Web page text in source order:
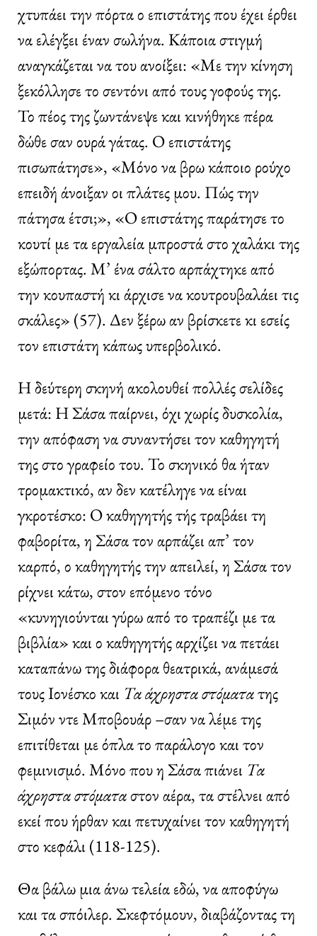
χτυπάει την πόρτα ο επιστάτης που έχει έρθει
να ελέγξει έναν σωλήνα. Κάποια στιγμή
αναγκάζεται να του ανοίξει: «Με την κίνηση
ξεκόλλησε το σεντόνι από τους γοφούς της.
Το πέος της ζωντάνεψε και κινήθηκε πέρα
δώθε σαν ουρά γάτας. Ο επιστάτης
πισωπάτησε», «Μόνο να βρω κάποιο ρούχο
επειδή άνοιξαν οι πλάτες μου. Πώς την
πάτησα έτσι;», «Ο επιστάτης παράτησε το
κουτί με τα εργαλεία μπροστά στο χαλάκι της
εξώπορτας. Μ’ ένα σάλτο αρπάχτηκε από
την κουπαστή κι άρχισε να κουτρουβαλάει τις
σκάλες» (57). Δεν ξέρω αν βρίσκετε κι εσείς
τον επιστάτη κάπως υπερβολικό.
Η δεύτερη σκηνή ακολουθεί πολλές σελίδες
μετά: Η Σάσα παίρνει, όχι χωρίς δυσκολία,
την απόφαση να συναντήσει τον καθηγητή
της στο γραφείο του. Το σκηνικό θα ήταν
τρομακτικό, αν δεν κατέληγε να είναι
γκροτέσκο: Ο καθηγητής τής τραβάει τη
φαβορίτα, η Σάσα τον αρπάζει απ’ τον
καρπό, ο καθηγητής την απειλεί, η Σάσα τον
ρίχνει κάτω, στον επόμενο τόνο
«κυνηγιούνται γύρω από το τραπέζι με τα
βιβλία» και ο καθηγητής αρχίζει να πετάει
καταπάνω της διάφορα θεατρικά, ανάμεσά
τους Ιονέσκο και Τα άχρηστα στόματατης
Σιμόν ντε Μποβουάρ –σαν να λέμε της
επιτίθεται με όπλα το παράλογο και τον
φεμινισμό. Μόνο που η Σάσα πιάνει Τα
άχρηστα στόματαστον αέρα, τα στέλνει από
εκεί που ήρθαν και πετυχαίνει τον καθηγητή
στο κεφάλι (118-125).
Θα βάλω μια άνω τελεία εδώ, να αποφύγω
και τα σπόιλερ. Σκεφτόμουν, διαβάζοντας τη